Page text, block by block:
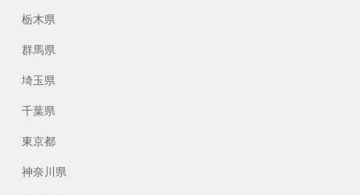
栃木県
群馬県
埼玉県
千葉県
東京都
神奈川県